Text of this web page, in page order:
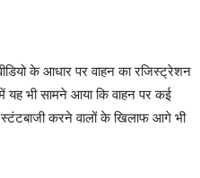
के आधार पर वाहन का रजिस्ट्रेशन
भी सामने आया कि वाहन पर कई
करने वालों के खिलाफ आगे भी